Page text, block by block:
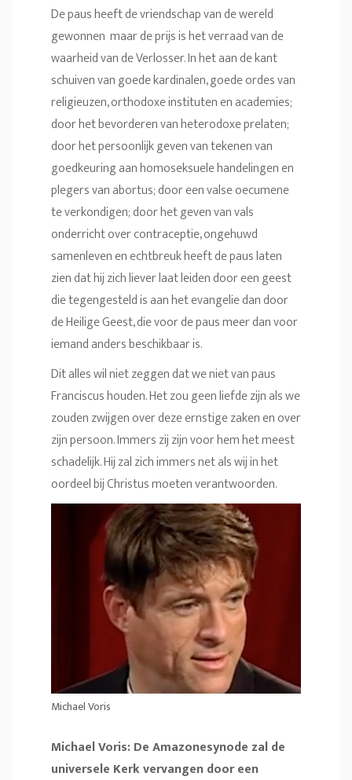
De paus heeft de vriendschap van de wereld
gewonnen maar de prijs is het verraad van de
waarheid van de Verlosser. In het aan de kant
schuiven van goede kardinalen, goede ordes van
religieuzen, orthodoxe instituten en academies;
door het bevorderen van heterodoxe prelaten;
door het persoonlijk geven van tekenen van
goedkeuring aan homoseksuele handelingen en
plegers van abortus; door een valse oecumene
te verkondigen; door het geven van vals
onderricht over contraceptie, ongehuwd
samenleven en echtbreuk heeft de paus laten
zien dat hij zich liever laat leiden door een geest
die tegengesteld is aan het evangelie dan door
de Heilige Geest, die voor de paus meer dan voor
iemand anders beschikbaar is.
Dit alles wil niet zeggen dat we niet van paus
Franciscus houden. Het zou geen liefde zijn als we
zouden zwijgen over deze ernstige zaken en over
zijn persoon. Immers zij zijn voor hem het meest
schadelijk. Hij zal zich immers net als wij in het
oordeel bij Christus moeten verantwoorden.
Michael Voris
Michael Voris: De Amazonesynode zal de
universele Kerk vervangen door een